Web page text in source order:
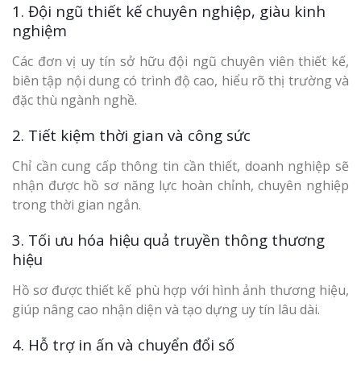
1. Đội ngũ thiết kế chuyên nghiệp, giàu kinh
nghiệm
Các đơn vị uy tín sở hữu đội ngũ chuyên viên thiết kế,
biên tập nội dung có trình độ cao, hiểu rõ thị trường và
đặc thù ngành nghề.
2. Tiết kiệm thời gian và công sức
Chỉ cần cung cấp thông tin cần thiết, doanh nghiệp sẽ
nhận được hồ sơ năng lực hoàn chỉnh, chuyên nghiệp
trong thời gian ngắn.
3. Tối ưu hóa hiệu quả truyền thông thương
hiệu
Hồ sơ được thiết kế phù hợp với hình ảnh thương hiệu,
giúp nâng cao nhận diện và tạo dựng uy tín lâu dài.
4. Hỗ trợ in ấn và chuyển đổi số